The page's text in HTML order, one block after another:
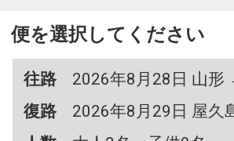
便を選択してください
往路
2026年8月28日 山形
復路
2026年8月29日 屋久